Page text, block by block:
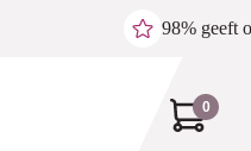
98% geeft
0